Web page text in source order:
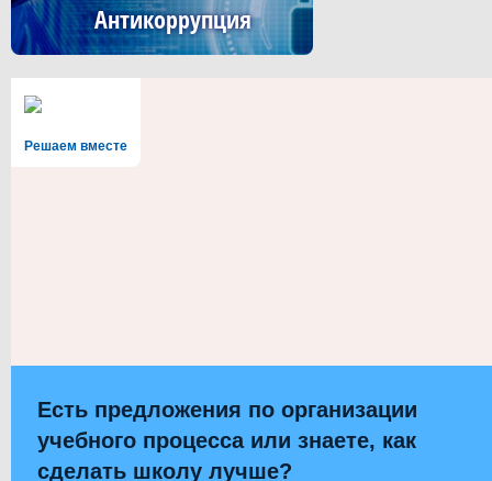
Антикоррупция
Решаем вместе
Есть предложения по организации
учебного процесса или знаете, как
сделать школу лучше?